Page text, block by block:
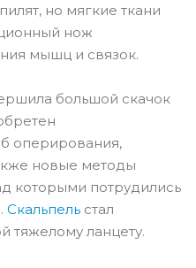
но мягкие ткани
нож
мышц и связок.
большой скачок
оперирования,
новые методы
которыми потрудились
Скальпель стал
тяжелому ланцету.